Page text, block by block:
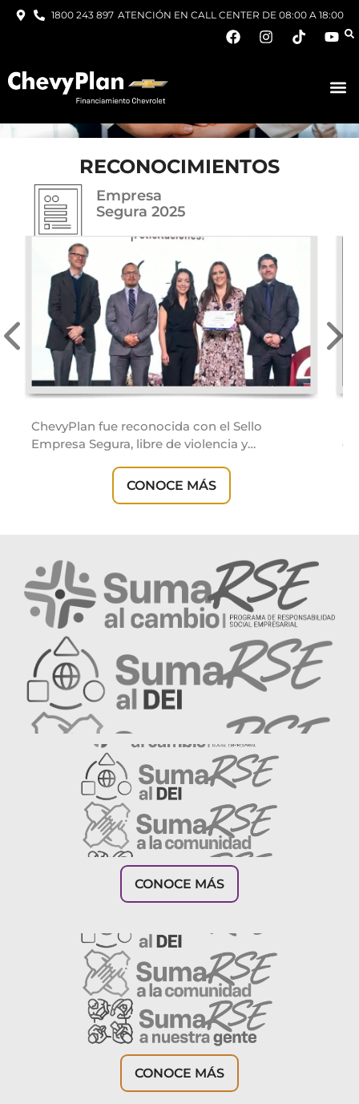
1800 243 897 ATENCIÓN EN CALL CENTER DE 08:00 A 18:00
RECONOCIMIENTOS
Empresa
Segura 2025
ChevyPlan fue reconocida con el Sello
Empresa Segura, libre de violencia y…
CONOCE MÁS
CONOCE MÁS
CONOCE MÁS